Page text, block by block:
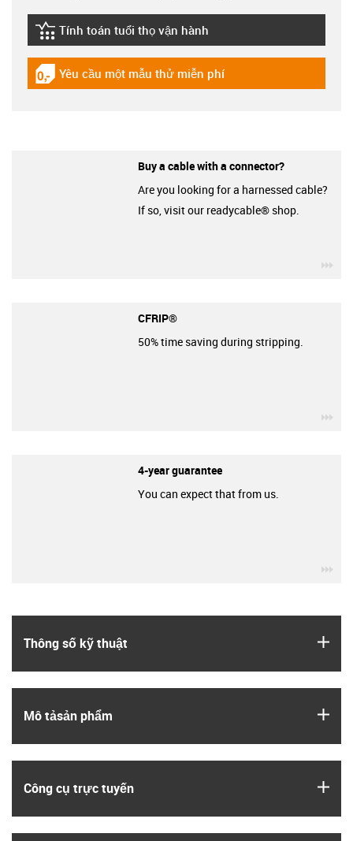
Thông số kỹ thuật
Mô tả­sản phẩm
Công cụ trực tuyến
igus-icon-lebensdauerrechner
Tính toán tuổi thọ vận hành
igus-icon-gratismuster
Yêu cầu một mẫu thử miễn phí
Buy a cable with a connector?
Are you looking for a harnessed cable?
If so, visit our readycable® shop.
CFRIP®
50% time saving during stripping.
4-year guarantee
You can expect that from us.